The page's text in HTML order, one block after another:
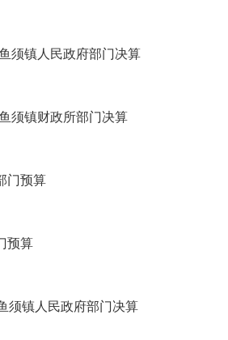
须镇人民政府部门决算
须镇财政所部门决算
门预算
预算
须镇人民政府部门决算